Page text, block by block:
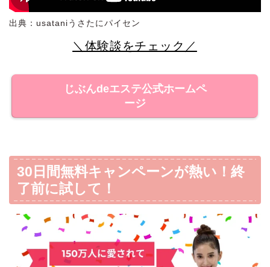
出典：usataniうさたにパイセン
＼体験談をチェック／
じぶんdeエステ公式ホームペ
ージ
30日間無料キャンペーンが熱い！終
了前に試して！